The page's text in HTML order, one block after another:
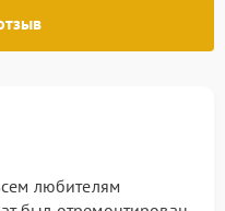
любителям